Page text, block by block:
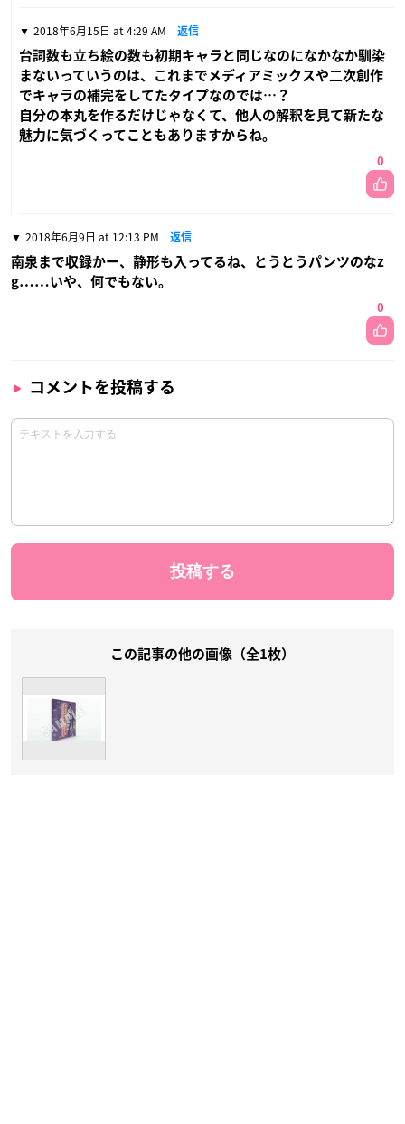
2018年6月15日 at 4:29 AM 返信
台詞数も立ち絵の数も初期キャラと同じなのになかなか馴染
まないっていうのは、これまでメディアミックスや二次創作
でキャラの補完をしてたタイプなのでは…？
自分の本丸を作るだけじゃなくて、他人の解釈を見て新たな
魅力に気づくってこともありますからね。
0
2018年6月9日 at 12:13 PM 返信
南泉まで収録かー、静形も入ってるね、とうとうパンツのなz
g……いや、何でもない。
0
コメントを投稿する
この記事の他の画像（全1枚）